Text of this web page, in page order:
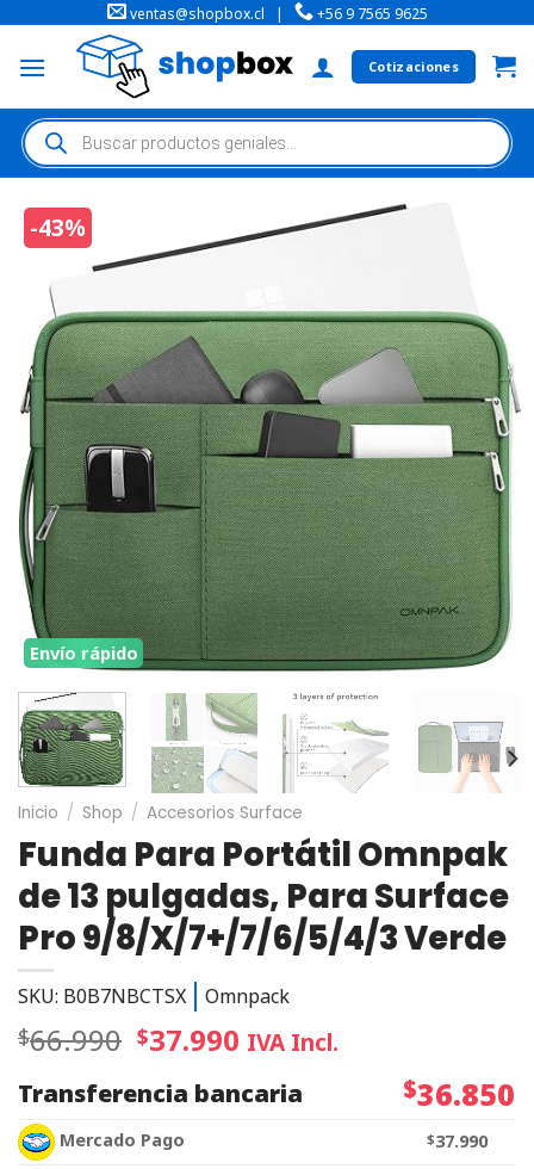
ventas@shopbox.cl | +56 9 7565 9625
Cotizaciones
-43%
Envío rápido
Inicio / Shop / Accesorios Surface
Funda Para Portátil Omnpak
de 13 pulgadas, Para Surface
Pro 9/8/X/7+/7/6/5/4/3 Verde
SKU: B0B7NBCTSX Omnpack
$66.990 $37.990 IVA Incl.
Transferencia bancaria
$36.850
Mercado Pago $37.990